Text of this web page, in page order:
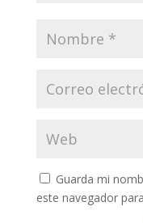
Guarda mi
este navegador